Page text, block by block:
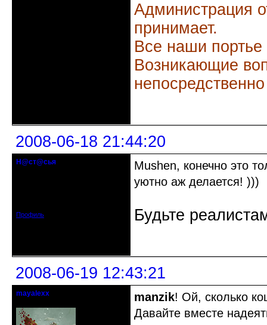
Администрация
принимает.
Все наши
Возникающие
2008-06-18 21:44:20
Н@ст@сья
Профиль
Mushen, конечно это
уютно аж делается! )))
Будьте
2008-06-19 12:43:21
mayalexx manzik! Ой, сколько
Давайте вместе